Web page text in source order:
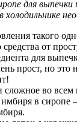
для выпечки
такого
средства от
для
прост, но это
во всем
в сиропе